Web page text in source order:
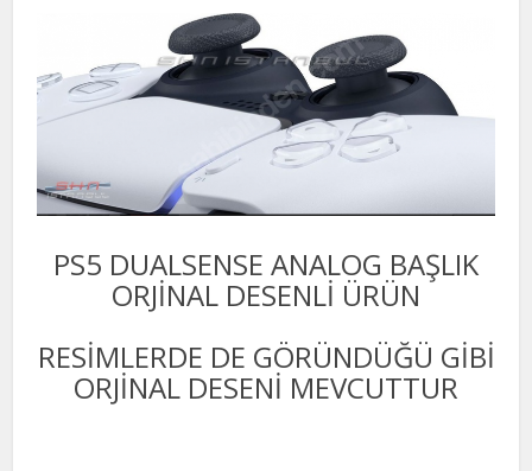
PS5 DUALSENSE ANALOG BAŞLIK
ORJİNAL DESENLİ ÜRÜN
RESİMLERDE DE GÖRÜNDÜĞÜ GİBİ
ORJİNAL DESENİ MEVCUTTUR